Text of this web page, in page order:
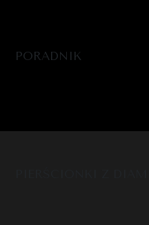
PORADNIK